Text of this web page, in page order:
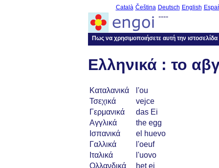
Català Čeština Deutsch English
----
Πως να χρησιμοποιήσετε αυτή την ιστοσελίδα
Ελληνικά : το
Καταλανικά
l'ou
Τσεχικά
vejce
Γερμανικά
das Ei
Αγγλικά
the egg
Ισπανικά
el huevo
Γαλλικά
l'oeuf
Ιταλικά
l'uovo
Ολλανδικά
het ei